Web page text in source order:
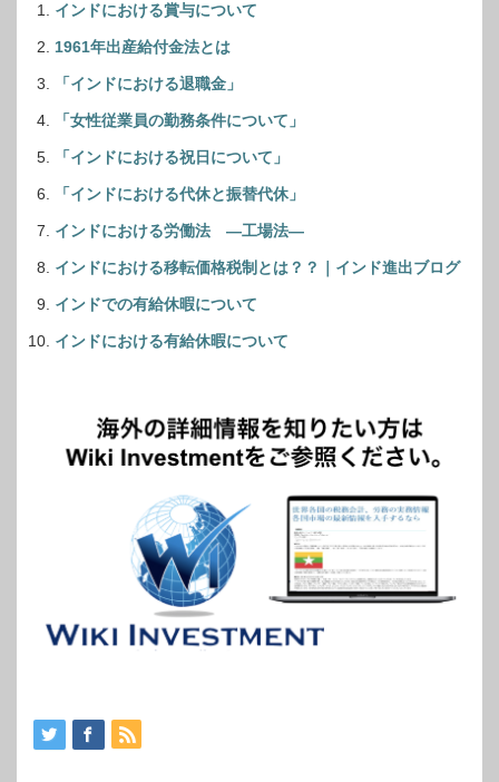
インドにおける賞与について
1961年出産給付金法とは
「インドにおける退職金」
「女性従業員の勤務条件について」
「インドにおける祝日について」
「インドにおける代休と振替代休」
インドにおける労働法 ―工場法―
インドにおける移転価格税制とは？？｜インド進出ブログ
インドでの有給休暇について
インドにおける有給休暇について